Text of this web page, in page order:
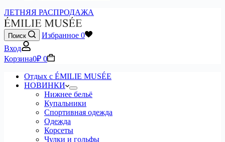
ЛЕТНЯЯ РАСПРОДАЖА
Поиск Избранное 0
Вход
Корзина0₽ 0
Отдых с ÉMILIE MUSÉE
НОВИНКИ
Нижнее бельё
Купальники
Спортивная одежда
Одежда
Корсеты
Чулки и гольфы